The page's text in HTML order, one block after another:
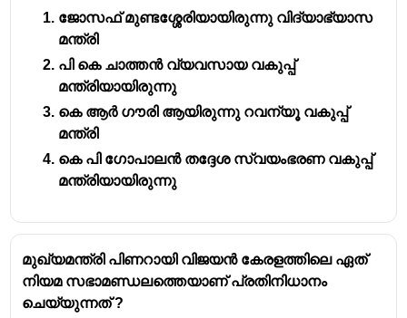
പതിനഞ്ചാം നിയമസഭയിൽ എ. എൻ. ഷംസീർ
ആയിരുന്നു സ്പീക്കർ.
ആദ്യ സ്പീക്കർ:കേരള നിയമസഭയിലെ
ആദ്യത്തെ സ്പീക്കർ
ആർ. ശങ്കരനാരായണൻ
ആണ് (1957
ജോസഫ് മുണ്ടശ്ശേരിയായിരുന്നു വിദ്യാഭ്യാസ
മന്ത്രി
പി കെ ചാത്തൻ വ്യവസായ വകുപ്പ്
മന്ത്രിയായിരുന്നു
കെ ആർ ഗൗരി ആയിരുന്നു റവന്യൂ വകുപ്പ്
മന്ത്രി
കെ പി ഗോപാലൻ തദ്ദേശ സ്വയംഭരണ വകുപ്പ്
മന്ത്രിയായിരുന്നു
മുഖ്യമന്ത്രി പിണറായി വിജയൻ കേരളത്തിലെ ഏത്
നിയമ സഭാമണ്ഡലത്തെയാണ് പ്രതിനിധാനം
ചെയ്യുന്നത് ?